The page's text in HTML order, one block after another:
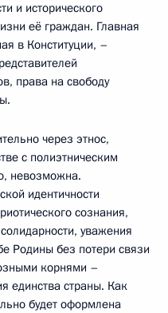
и исторического
её граждан. Главная
в Конституции, –
права на свободу
через этнос,
с полиэтническим
невозможна.
идентичности
сознания,
уважения
Родины без потери связи
корнями –
единства страны. Как
будет оформлена